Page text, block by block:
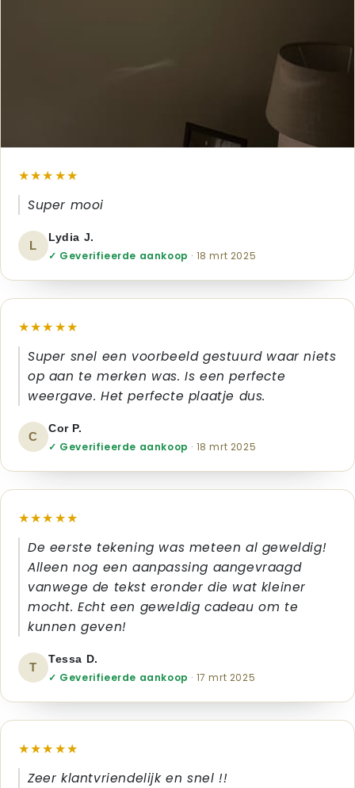
★★★★★
Super mooi
L
Lydia J.
✓ Geverifieerde aankoop · 18 mrt 2025
★★★★★
Super snel een voorbeeld gestuurd waar niets
op aan te merken was. Is een perfecte
weergave. Het perfecte plaatje dus.
C
Cor P.
✓ Geverifieerde aankoop · 18 mrt 2025
★★★★★
De eerste tekening was meteen al geweldig!
Alleen nog een aanpassing aangevraagd
vanwege de tekst eronder die wat kleiner
mocht. Echt een geweldig cadeau om te
kunnen geven!
T
Tessa D.
✓ Geverifieerde aankoop · 17 mrt 2025
★★★★★
Zeer klantvriendelijk en snel !!